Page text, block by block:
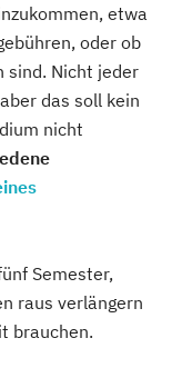
etwa
oder ob
sind. Nicht jeder
das soll kein
nicht
Semester,
raus verlängern
brauchen.